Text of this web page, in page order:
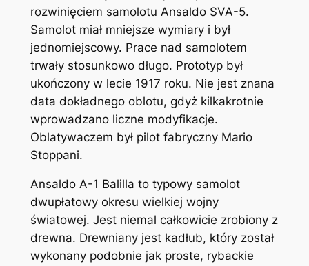
rozwinięciem samolotu Ansaldo SVA-5.
Samolot miał mniejsze wymiary i był
jednomiejscowy. Prace nad samolotem
trwały stosunkowo długo. Prototyp był
ukończony w lecie 1917 roku. Nie jest znana
data dokładnego oblotu, gdyż kilkakrotnie
wprowadzano liczne modyfikacje.
Oblatywaczem był pilot fabryczny Mario
Stoppani.
Ansaldo A-1 Balilla to typowy samolot
dwupłatowy okresu wielkiej wojny
światowej. Jest niemal całkowicie zrobiony z
drewna. Drewniany jest kadłub, który został
wykonany podobnie jak proste, rybackie